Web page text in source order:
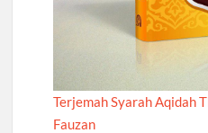
Terjemah Syarah Aqidah
Fauzan